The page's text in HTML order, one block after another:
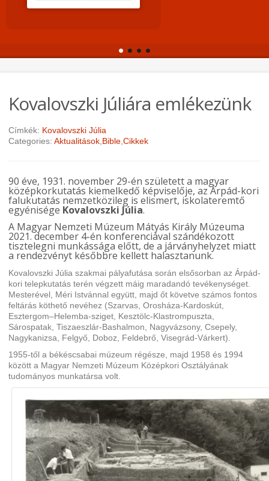
Kovalovszki Júliára emlékezünk
Címkék: Kovalovszki Júlia
Categories: Aktualitások Bible Cikkek
90 éve, 1931. november 29-én született a magyar
középkorkutatás kiemelkedő képviselője, az Árpád-kori
falukutatás nemzetközileg is elismert, iskolateremtő
egyénisége Kovalovszki Júlia.
A Magyar Nemzeti Múzeum Mátyás Király Múzeuma
2021. december 4-én konferenciával szándékozott
tisztelegni munkássága előtt, de a járványhelyzet miatt
a rendezvényt későbbre kellett halasztanunk.
Kovalovszki Júlia szakmai pályafutása során elsősorban az Árpád-
kori telepkutatás terén végzett máig maradandó tevékenységet.
Mesterével, Méri Istvánnal együtt, majd őt követve számos fontos
feltárás köthető nevéhez (Szarvas, Orosháza-Kardoskút,
Esztergom–Helemba-sziget, Kesztölc-Klastrompuszta,
Sárospatak, Tiszaeszlár-Bashalmon, Nagyvázsony, Csepely,
Nagykanizsa, Felgyő, Doboz, Feldebrő, Visegrád-Várkert).
1955-től a békéscsabai múzeum régésze, majd 1958 és 1994
között a Magyar Nemzeti Múzeum Középkori Osztályának
tudományos munkatársa volt.